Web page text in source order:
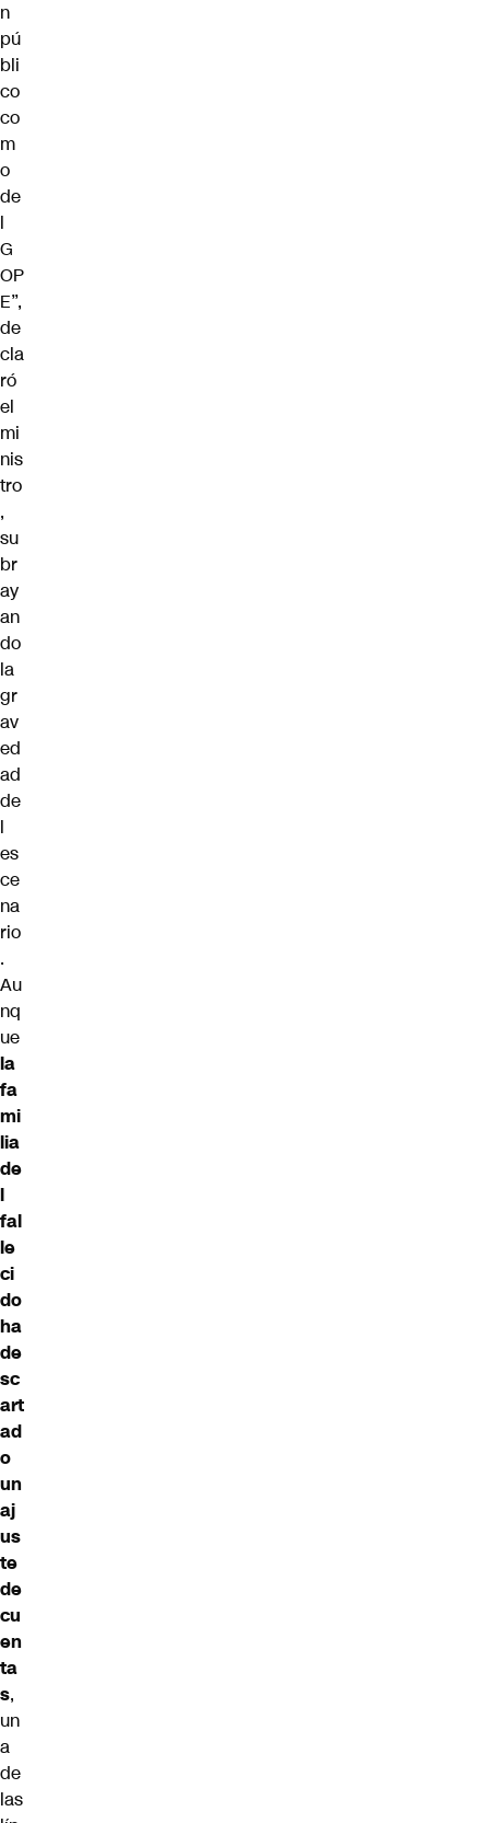
n
pú
bli
co
co
m
o
de
l
G
OP
E”,
de
cla
ró
el
mi
nis
tro
,
su
br
ay
an
do
la
gr
av
ed
ad
de
l
es
ce
na
rio
.
Au
nq
ue
la
fa
mi
lia
de
l
fal
le
ci
do
ha
de
sc
art
ad
o
un
aj
us
te
de
cu
en
ta
s,
un
a
de
las